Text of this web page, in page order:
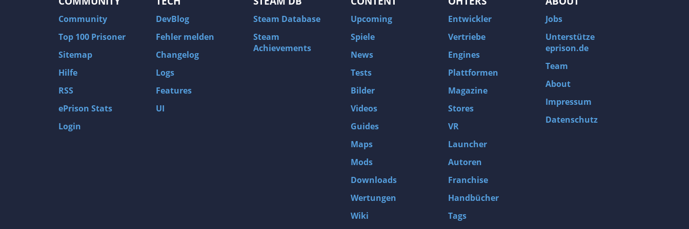
Community
Top 100 Prisoner
Sitemap
Hilfe
RSS
ePrison Stats
Login
DevBlog
Fehler melden
Changelog
Logs
Features
UI
Steam Database
Steam
Achievements
Upcoming
Spiele
News
Tests
Bilder
Videos
Guides
Maps
Mods
Downloads
Wertungen
Wiki
Entwickler
Vertriebe
Engines
Plattformen
Magazine
Stores
VR
Launcher
Autoren
Franchise
Handbücher
Tags
Jobs
Unterstütze
eprison.de
Team
About
Impressum
Datenschutz